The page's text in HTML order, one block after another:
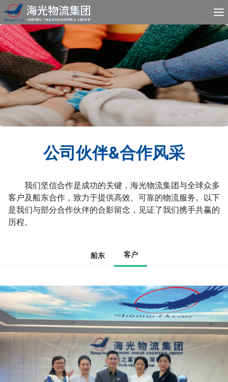
公司伙伴&合作风采
我们坚信合作是成功的关键，海光物流集团与全球众多
客户及船东合作，致力于提供高效、可靠的物流服务。以下
是我们与部分合作伙伴的合影留念，见证了我们携手共赢的
历程。
船东 客户